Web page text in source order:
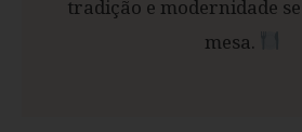
tradição e modernidade
mesa.